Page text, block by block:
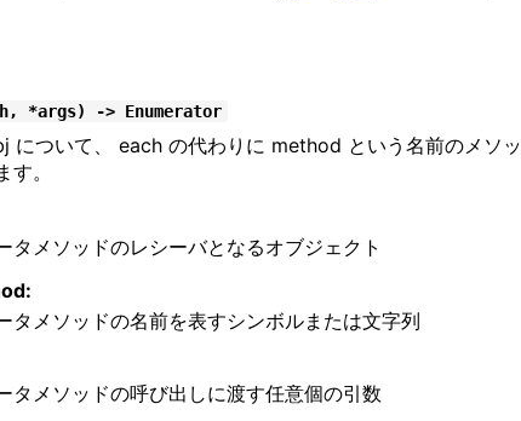
*args) -> Enumerator
について、 each の代わりに method という名前のメソ
。
タメソッドのレシーバとなるオブジェクト
タメソッドの名前を表すシンボルまたは文字列
タメソッドの呼び出しに渡す任意個の引数